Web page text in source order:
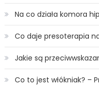
Na co działa komora
Co daje presoterapia
Jakie są
Co to jest włókniak? –